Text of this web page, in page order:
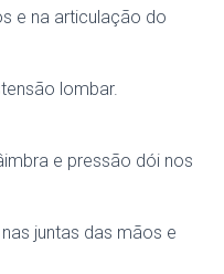
e na articulação do
lombar.
e pressão dói nos
juntas das mãos e